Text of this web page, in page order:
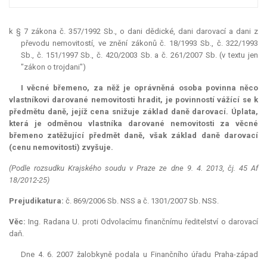
k § 7 zákona č. 357/1992 Sb., o dani dědické, dani darovací a dani z
převodu nemovitostí, ve znění zákonů č. 18/1993 Sb., č. 322/1993
Sb., č. 151/1997 Sb., č. 420/2003 Sb. a č. 261/2007 Sb. (v textu jen
"zákon o trojdani")
I věcné břemeno, za něž je oprávněná osoba povinna něco
vlastníkovi darované nemovitosti hradit, je povinností vážící se k
předmětu daně, jejíž cena snižuje základ daně darovací. Úplata,
která je odměnou vlastníka darované nemovitosti za věcné
břemeno zatěžující předmět daně, však základ daně darovací
(cenu nemovitosti) zvyšuje.
(Podle rozsudku Krajského soudu v Praze ze dne 9. 4. 2013, čj. 45 Af
18/2012-25)
Prejudikatura: č. 869/2006 Sb. NSS a č. 1301/2007 Sb. NSS.
Věc:Ing. Radana U. proti Odvolacímu finančnímu ředitelství o darovací
daň.
Dne 4. 6. 2007 žalobkyně podala u Finančního úřadu Praha-západ